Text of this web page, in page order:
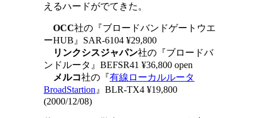
えるハードがでてきた。
OCC社の『ブロードバンドゲートウエ
ーHUB』SAR-6104 ¥29,800
リンクシスジャパン社の『ブロードバ
ンドルータ』BEFSR41 ¥36,800 open
メルコ社の『有線ローカルルータ
BroadStartion 』BLR-TX4 ¥19,800
(2000/12/08)